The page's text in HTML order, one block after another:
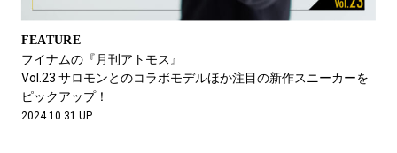
FEATURE
フイナムの『月刊アトモス』
Vol.23 サロモンとのコラボモデルほか注目の新作スニーカーを
ピックアップ！
2024.10.31 UP